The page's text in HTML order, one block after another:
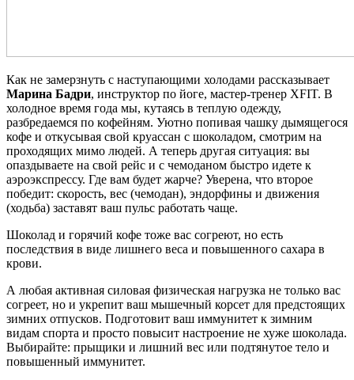
Как не замерзнуть с наступающими холодами рассказывает
Марина Бадри, инструктор по йоге, мастер-тренер XFIT. В
холодное время года мы, кутаясь в теплую одежду,
разбредаемся по кофейням. Уютно попивая чашку дымящегося
кофе и откусывая свой круассан с шоколадом, смотрим на
проходящих мимо людей. А теперь другая ситуация: вы
опаздываете на свой рейс и с чемоданом быстро идете к
аэроэкспрессу. Где вам будет жарче? Уверена, что второе
победит: скорость, вес (чемодан), эндорфины и движения
(ходьба) заставят ваш пульс работать чаще.
Шоколад и горячий кофе тоже вас согреют, но есть
последствия в виде лишнего веса и повышенного сахара в
крови.
А любая активная силовая физическая нагрузка не только вас
согреет, но и укрепит ваш мышечный корсет для предстоящих
зимних отпусков. Подготовит ваш иммунитет к зимним
видам спорта и просто повысит настроение не хуже шоколада.
Выбирайте: прыщики и лишний вес или подтянутое тело и
повышенный иммунитет.